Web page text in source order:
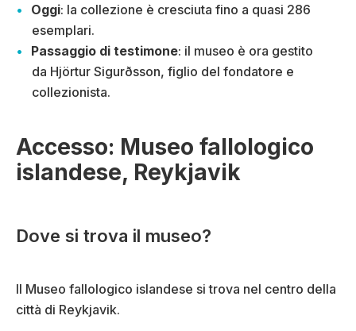
Oggi: la collezione è cresciuta fino a quasi 286
esemplari.
Passaggio di testimone: il museo è ora gestito
da Hjörtur Sigurðsson, figlio del fondatore e
collezionista.
Accesso: Museo fallologico
islandese, Reykjavik
Dove si trova il museo?
Il Museo fallologico islandese si trova nel centro della
città di Reykjavik.